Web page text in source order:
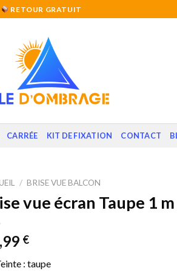
RETOUR GRATUIT
CARRÉE KIT DE FIXATION CONTACT
/ BRISE VUE BALCON
vue écran Taupe 1
€
: taupe